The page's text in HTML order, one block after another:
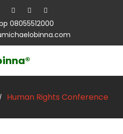
08055512000
/ Human Rights Conference